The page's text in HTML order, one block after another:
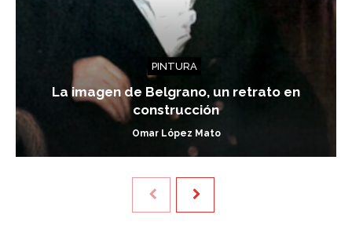
PINTURA
La imagen de Belgrano, un retrato en
construcción
Omar López Mato